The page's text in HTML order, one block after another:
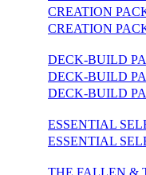
CREATION
CREATION
DECK-BUILD
DECK-BUILD
DECK-BUILD
ESSENTIAL
ESSENTIAL
THE FALLEN &